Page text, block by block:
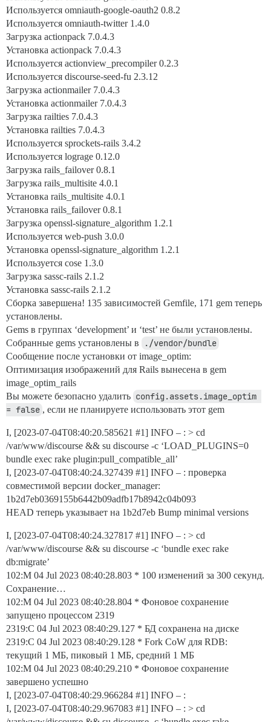
Используется omniauth-google-oauth2 0.8.2
Используется omniauth-twitter 1.4.0
Загрузка actionpack 7.0.4.3
Установка actionpack 7.0.4.3
Используется actionview_precompiler 0.2.3
Используется discourse-seed-fu 2.3.12
Загрузка actionmailer 7.0.4.3
Установка actionmailer 7.0.4.3
Загрузка railties 7.0.4.3
Установка railties 7.0.4.3
Используется sprockets-rails 3.4.2
Используется lograge 0.12.0
Загрузка rails_failover 0.8.1
Загрузка rails_multisite 4.0.1
Установка rails_multisite 4.0.1
Установка rails_failover 0.8.1
Загрузка openssl-signature_algorithm 1.2.1
Используется web-push 3.0.0
Установка openssl-signature_algorithm 1.2.1
Используется cose 1.3.0
Загрузка sassc-rails 2.1.2
Установка sassc-rails 2.1.2
Сборка завершена! 135 зависимостей Gemfile, 171 gem теперь
установлены.
Gems в группах ‘development’ и ‘test’ не были установлены.
Собранные gems установлены в
./vendor/bundle
Сообщение после установки от image_optim:
Оптимизация изображений для Rails вынесена в gem
image_optim_rails
Вы можете безопасно удалить config.assets.image_optim
= false , если не планируете использовать этот gem
I, [2023-07-04T08:40:20.585621 #1] INFO – : > cd
/var/www/discourse && su discourse -c ‘LOAD_PLUGINS=0
bundle exec rake plugin:pull_compatible_all’
I, [2023-07-04T08:40:24.327439 #1] INFO – : проверка
совместимой версии docker_manager:
1b2d7eb0369155b6442b09adfb17b8942c04b093
HEAD теперь указывает на 1b2d7eb Bump minimal versions
I, [2023-07-04T08:40:24.327817 #1] INFO – : > cd
/var/www/discourse && su discourse -c ‘bundle exec rake
db:migrate’
102:M 04 Jul 2023 08:40:28.803 * 100 изменений за 300 секунд.
Сохранение…
102:M 04 Jul 2023 08:40:28.804 * Фоновое сохранение
запущено процессом 2319
2319:C 04 Jul 2023 08:40:29.127 * БД сохранена на диске
2319:C 04 Jul 2023 08:40:29.128 * Fork CoW для RDB:
текущий 1 МБ, пиковый 1 МБ, средний 1 МБ
102:M 04 Jul 2023 08:40:29.210 * Фоновое сохранение
завершено успешно
I, [2023-07-04T08:40:29.966284 #1] INFO – :
I, [2023-07-04T08:40:29.967083 #1] INFO – : > cd